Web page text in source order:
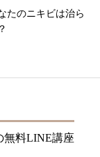
たのニキビは治ら
無料LINE講座